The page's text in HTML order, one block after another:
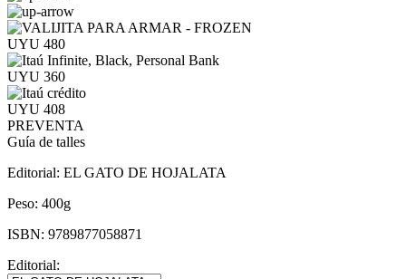
UYU 480
UYU 360
UYU 408
PREVENTA
Guía de talles
Editorial: EL GATO DE HOJALATA
Peso: 400g
ISBN: 9789877058871
Editorial: